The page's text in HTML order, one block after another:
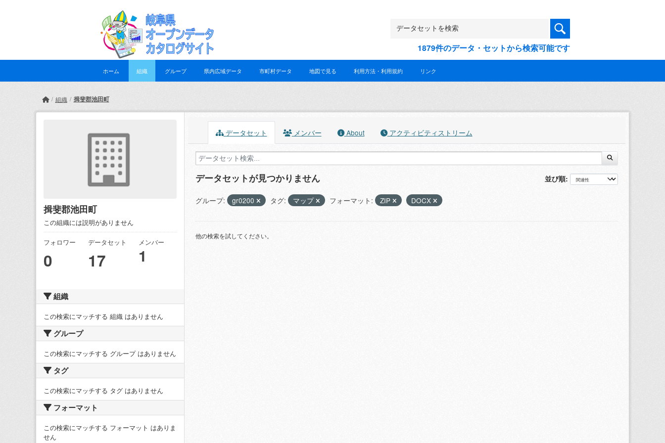
1879件のデータ・セットから検索可能です
ホーム 組織 グループ 県内広域データ 市町村データ 地図で見る 利用方法・利用規約 リンク
組織 揖斐郡池田町
揖斐郡池田町
この組織には説明がありません
フォロワー
0
データセット
17
メンバー
1
組織
この検索にマッチする 組織 はありません
グループ
この検索にマッチする グループ はありません
タグ
この検索にマッチする タグ はありません
フォーマット
この検索にマッチする フォーマット はありま
せん
データセット メンバー About アクティビティストリーム
並び順
データセットが見つかりません
グループ: gr0200 タグ: マップ フォーマット: ZIP DOCX
他の検索を試してください。